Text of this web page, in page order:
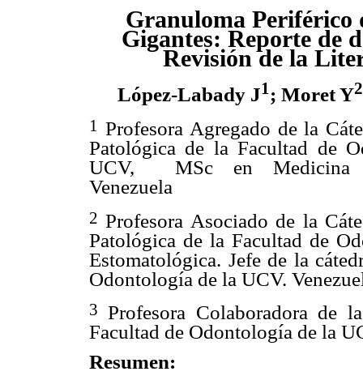
Granuloma Periférico
Gigantes: Reporte de
Revisión de la
López-Labady J1 ; Moret Y2
1 Profesora Agregado de la
Patológica de la Facultad de
UCV,
MSc en Medicina
Venezuela
2 Profesora Asociado de la
Patológica de la Facultad de
Estomatológica. Jefe de la
Odontología de la UCV.
3 Profesora Colaboradora de
Facultad de Odontología de la
Resumen: